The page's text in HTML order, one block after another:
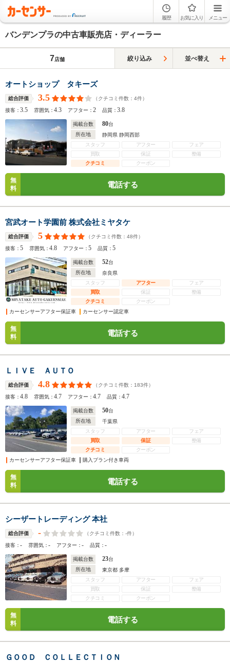
履歴 お気に入り メニュー
バンデンプラの中古車販売店・ディーラー
7店舗 絞り込み 並べ替え
オートショップ タキーズ
総合評価 3.5 （クチコミ件数： 4件）
接客：3.5 雰囲気：4.3 アフター：2 品質：3.8
掲載台数 80台
所在地
静岡県 静岡西部
スタッフ
アフター
フェア
買取
保証
整備
クチコミ
クーポン
無
料
電話する
宮武オート学園前 株式会社ミヤタケ
総合評価 5 （クチコミ件数： 48件）
接客：5 雰囲気：4.8 アフター：5 品質：5
掲載台数 52台
所在地
奈良県
スタッフ
アフター
フェア
買取
保証
整備
クチコミ
クーポン
カーセンサーアフター保証車
カーセンサー認定車
無
料
電話する
ＬＩＶＥ ＡＵＴＯ
総合評価 4.8 （クチコミ件数： 183件）
接客：4.8 雰囲気：4.7 アフター：4.7 品質：4.7
掲載台数 50台
所在地
千葉県
スタッフ
アフター
フェア
買取
保証
整備
クチコミ
クーポン
カーセンサーアフター保証車
購入プラン付き車両
無
料
電話する
シーザートレーディング 本社
総合評価 - （クチコミ件数： -件）
接客：- 雰囲気：- アフター：- 品質：-
掲載台数 23台
所在地
東京都 多摩
スタッフ
アフター
フェア
買取
保証
整備
クチコミ
クーポン
無
料
電話する
ＧＯＯＤ ＣＯＬＬＥＣＴＩＯＮ